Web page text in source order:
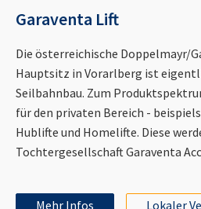
Garaventa Lift
Die österreichische Doppelmayr/
Hauptsitz in Vorarlberg ist
Seilbahnbau. Zum
für den privaten Bereich -
Hublifte und Homelifte. Diese
Tochtergesellschaft Garaventa
Mehr Infos Lokaler